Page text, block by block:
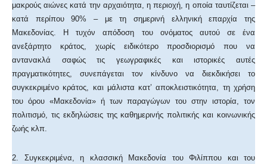
μακρούς αιώνες κατά την αρχαιότητα, η περιοχή, η οποία ταυτίζεται –
κατά περίπου 90% – με τη σημερινή ελληνική επαρχία της
Μακεδονίας. Η τυχόν απόδοση του ονόματος αυτού σε ένα
ανεξάρτητο κράτος, χωρίς ειδικότερο προσδιορισμό που να
αντανακλά σαφώς τις γεωγραφικές και ιστορικές αυτές
πραγματικότητες, συνεπάγεται τον κίνδυνο να διεκδικήσει το
συγκεκριμένο κράτος, και μάλιστα κατ’ αποκλειστικότητα, τη χρήση
του όρου «Μακεδονία» ή των παραγώγων του στην ιστορία, τον
πολιτισμό, τις εκδηλώσεις της καθημερινής πολιτικής και κοινωνικής
ζωής κλπ.
2. Συγκεκριμένα, η κλασσική Μακεδονία του Φιλίππου και του